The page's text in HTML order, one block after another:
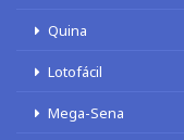
Quina
Lotofácil
Mega-Sena